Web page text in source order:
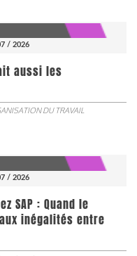
/ 2026
aussi les
DU TRAVAIL
/ 2026
SAP : Quand le
inégalités entre